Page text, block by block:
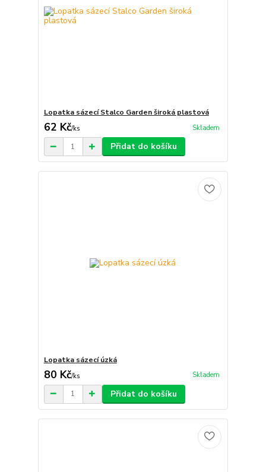
Lopatka sázecí Stalco Garden široká plastová
62 Kč/ks Skladem
Přidat do košíku
Lopatka sázecí úzká
80 Kč/ks Skladem
Přidat do košíku